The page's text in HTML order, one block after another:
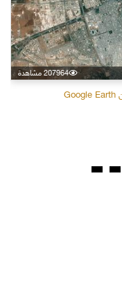
207964 مشاهدة